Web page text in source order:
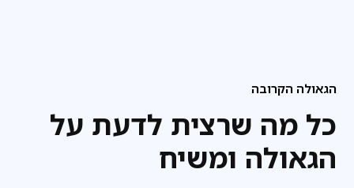
הגאולה הקרובה
כל מה שרצית לדעת על
הגאולה ומשיח